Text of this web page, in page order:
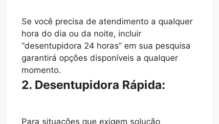
Se você precisa de atendimento a qualquer
hora do dia ou da noite, incluir
“desentupidora 24 horas” em sua pesquisa
garantirá opções disponíveis a qualquer
momento.
2. Desentupidora Rápida:
Para situações que exigem solução